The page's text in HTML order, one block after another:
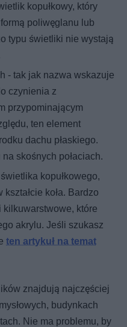
kopułkowy, który
poliwęglanu lub
typu świetliki nie wystają
- tak jak nazwa wskazuje
czynienia z
przypominającym
ten element
dachu płaskiego.
skośnych połaciach.
kopułkowego,
koła. Bardzo
kilkuwarstwowe, które
akrylu. Jeśli szukasz
ten artykuł na temat
znajdują najczęściej
budynkach
Nie ma problemu, by